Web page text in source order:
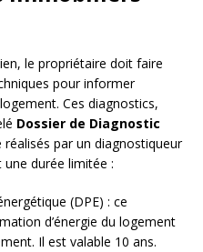
le propriétaire doit faire
pour informer
Ces diagnostics,
Dossier de Diagnostic
réalisés par un diagnostiqueur
durée limitée :
(DPE) : ce
d’énergie du logement
Il est valable 10 ans.